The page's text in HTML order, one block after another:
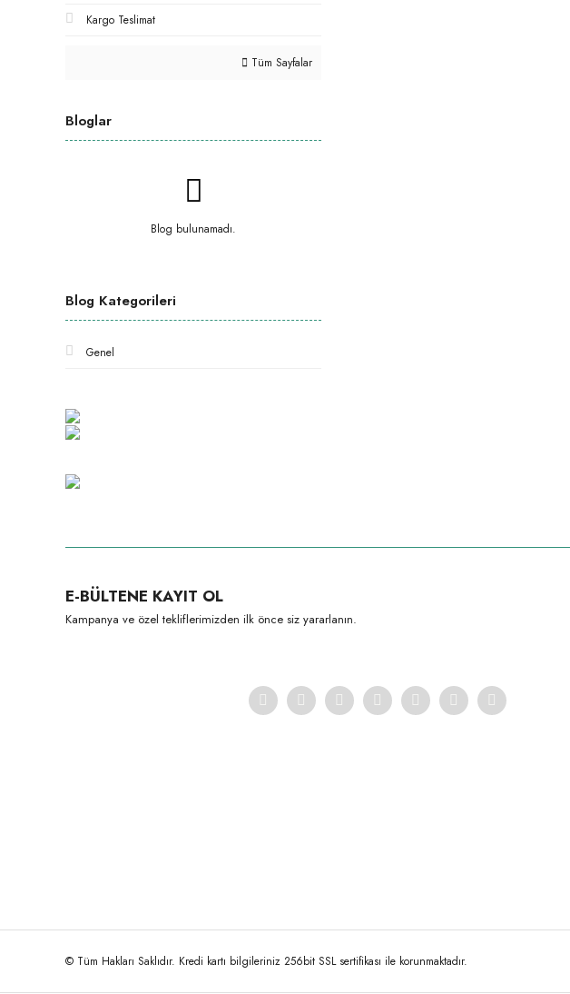
Kargo Teslimat
Tüm Sayfalar
Bloglar
Blog bulunamadı.
Blog Kategorileri
Genel
E-BÜLTENE KAYIT OL
Kampanya ve özel tekliflerimizden ilk önce siz yararlanın.
© Tüm Hakları Saklıdır. Kredi kartı bilgileriniz 256bit SSL sertifikası ile korunmaktadır.